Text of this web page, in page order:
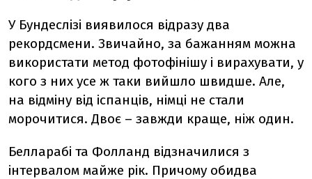
У Бундеслізі виявилося відразу два
рекордсмени. Звичайно, за бажанням можна
використати метод фотофінішу і вирахувати, у
кого з них усе ж таки вийшло швидше. Але,
на відміну від іспанців, німці не стали
морочитися. Двоє – завжди краще, ніж один.
Белларабі та Фолланд відзначилися з
інтервалом майже рік. Причому обидва